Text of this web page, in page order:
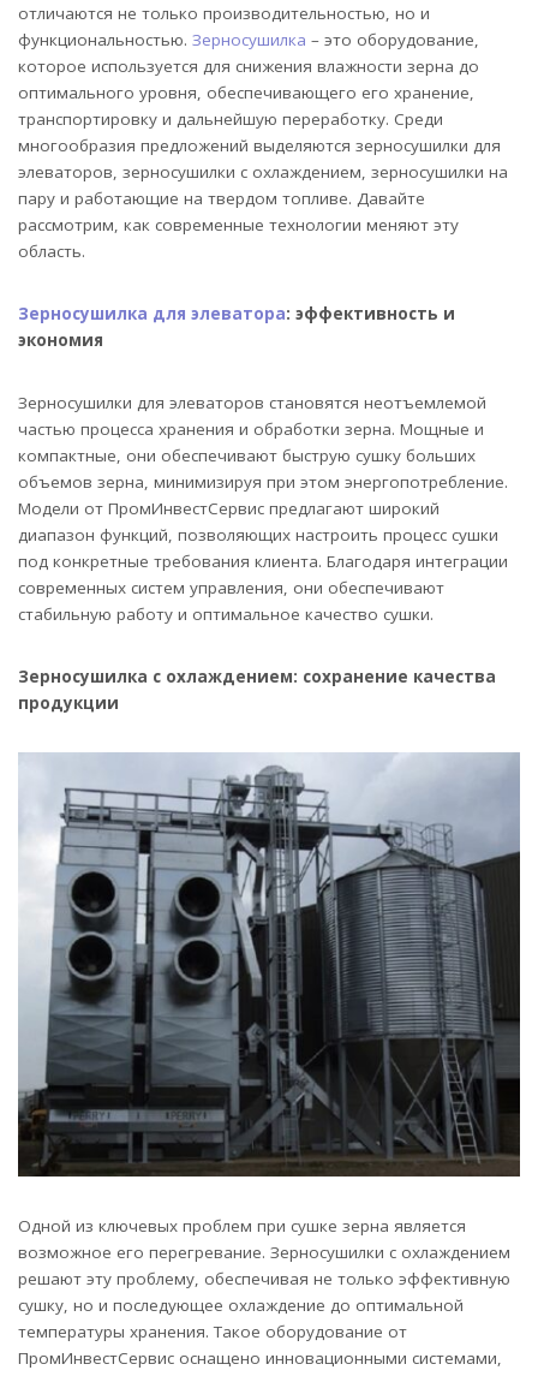
отличаются не только производительностью, но и
функциональностью. Зерносушилка – это оборудование,
которое используется для снижения влажности зерна до
оптимального уровня, обеспечивающего его хранение,
транспортировку и дальнейшую переработку. Среди
многообразия предложений выделяются зерносушилки для
элеваторов, зерносушилки с охлаждением, зерносушилки на
пару и работающие на твердом топливе. Давайте
рассмотрим, как современные технологии меняют эту
область.
Зерносушилка для элеватора: эффективность и
экономия
Зерносушилки для элеваторов становятся неотъемлемой
частью процесса хранения и обработки зерна. Мощные и
компактные, они обеспечивают быструю сушку больших
объемов зерна, минимизируя при этом энергопотребление.
Модели от ПромИнвестСервис предлагают широкий
диапазон функций, позволяющих настроить процесс сушки
под конкретные требования клиента. Благодаря интеграции
современных систем управления, они обеспечивают
стабильную работу и оптимальное качество сушки.
Зерносушилка с охлаждением: сохранение качества
продукции
Одной из ключевых проблем при сушке зерна является
возможное его перегревание. Зерносушилки с охлаждением
решают эту проблему, обеспечивая не только эффективную
сушку, но и последующее охлаждение до оптимальной
температуры хранения. Такое оборудование от
ПромИнвестСервис оснащено инновационными системами,